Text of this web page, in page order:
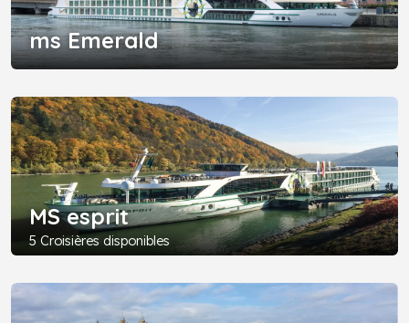
ms Emerald
MS esprit
5 Croisières disponibles